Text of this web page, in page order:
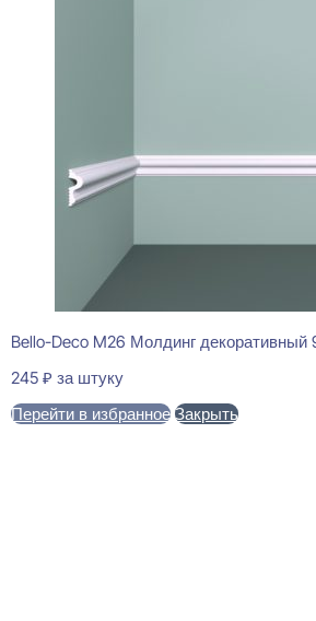
Bello-Deco M26 Молдинг декоративный
245 ₽ за штуку
Перейти в избранное Закрыть